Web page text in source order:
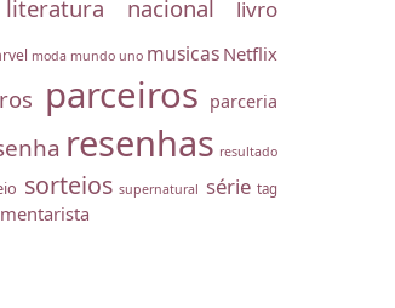
literatura nacional livro
moda mundo uno musicas Netflix
parceiros parceria
resenhas resultado
sorteios supernatural série tag